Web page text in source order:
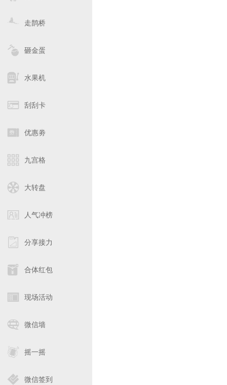
走鹊桥
砸金蛋
水果机
刮刮卡
优惠劵
九宫格
大转盘
人气冲榜
分享接力
合体红包
现场活动
微信墙
摇一摇
微信签到